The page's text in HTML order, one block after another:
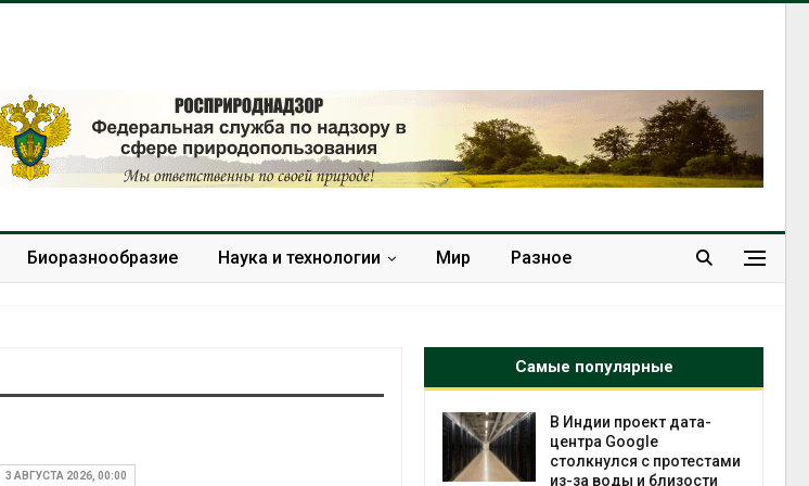
Биоразнообразие Наука и технологии Мир Разное
3 АВГУСТА 2026, 00:00
Самые популярные
В Индии проект дата-
центра Google
столкнулся с протестами
из-за воды и близости